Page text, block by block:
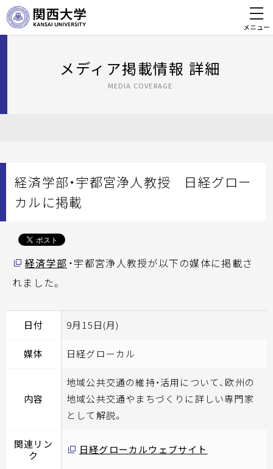
メニュー
メディア掲載情報 詳細
MEDIA COVERAGE
経済学部・宇都宮浄人教授 日経グロー
カルに掲載
経済学部 ・宇都宮浄人教授が以下の媒体に掲載さ
れました。
日付 9月15日(月)
媒体 日経グローカル
内容
地域公共交通の維持・活用について、欧州の
地域公共交通やまちづくりに詳しい専門家
として解説。
関連リン
ク
日経グローカルウェブサイト